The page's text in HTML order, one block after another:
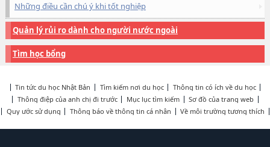
Những điều cần chú ý khi tốt nghiệp
Quản lý rủi ro dành cho người nước ngoài
Tìm học bổng
Tin tức du học Nhật Bản Tìm kiếm nơi du học
Thông tin có ích về du học
Thông điệp của anh chị đi trước
Mục lục tìm kiếm
Sơ đồ của trang web
Quy ước sử dụng
Thông báo về thông tin cá nhân Về môi trường tương thích